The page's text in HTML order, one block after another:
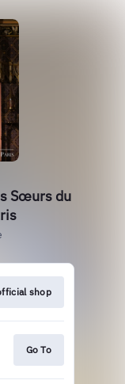
Sœurs du
shop
Go To